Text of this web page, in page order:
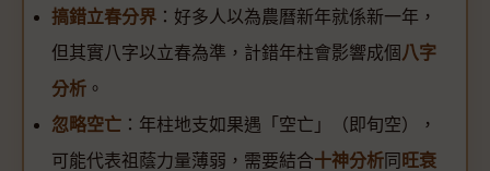
搞錯立春分界 ：好多人以為農曆新年就係新一年，
但其實八字以立春為準，計錯年柱會影響成個 八字
分析 。
忽略空亡 ：年柱地支如果遇「空亡」（即旬空），
可能代表祖蔭力量薄弱，需要結合十神分析 同 旺衰